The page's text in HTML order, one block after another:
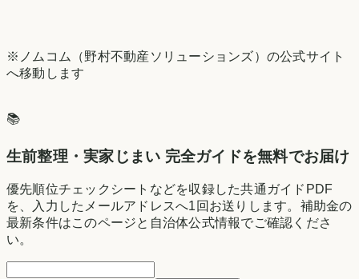
※ノムコム（野村不動産ソリューションズ）の公式サイト
へ移動します
📚
生前整理・実家じまい 完全ガイドを無料でお届け
優先順位チェックシートなどを収録した共通ガイドPDF
を、入力したメールアドレスへ1回お送りします。補助金の
最新条件はこのページと自治体公式情報でご確認くださ
い。